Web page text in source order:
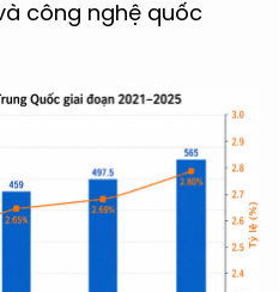
công nghệ quốc